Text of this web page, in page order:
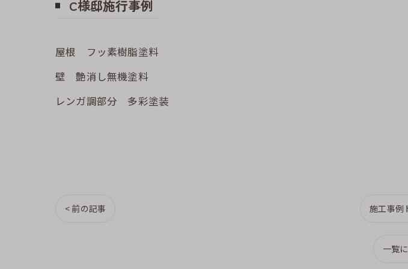
C様邸施行事例
屋根 フッ素樹脂塗料
壁 艶消し無機塗料
レンガ調部分 多彩塗装
< 前の記事 施工事例
一覧